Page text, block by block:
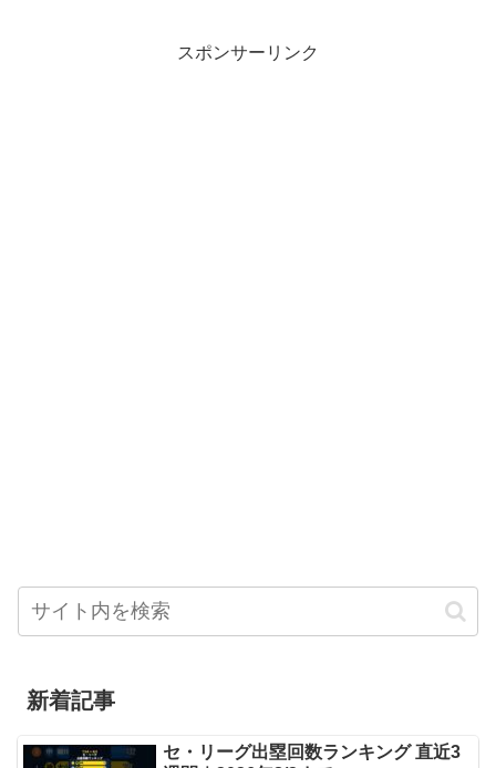
スポンサーリンク
新着記事
セ・リーグ出塁回数ランキング 直近3